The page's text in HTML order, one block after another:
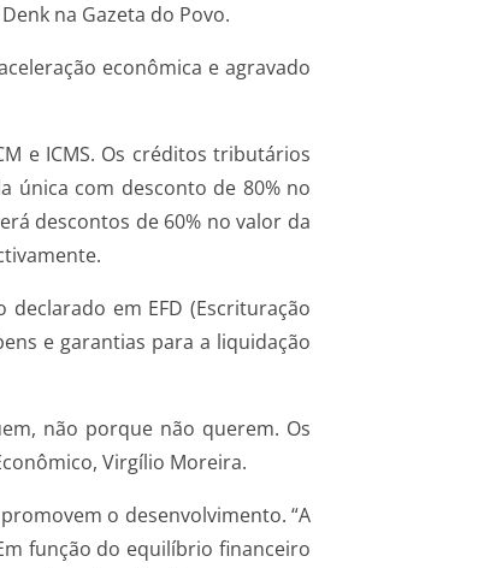
na Gazeta do Povo.
econômica e agravado
e ICMS. Os créditos tributários
única com desconto de 80% no
descontos de 60% no valor da
em EFD (Escrituração
e garantias para a liquidação
não porque não querem. Os
Virgílio Moreira.
o desenvolvimento. “A
função do equilíbrio financeiro